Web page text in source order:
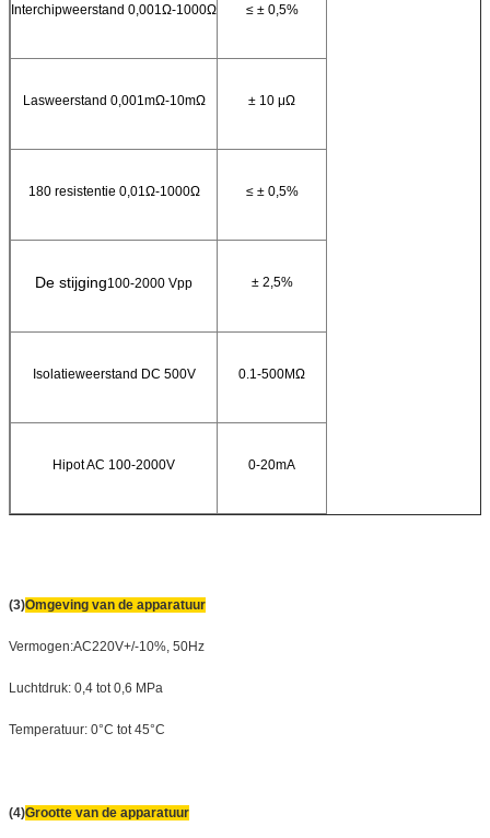
Interchipweerstand 0,001Ω-1000Ω ≤ ± 0,5%
Lasweerstand 0,001mΩ-10mΩ ± 10 μΩ
180 resistentie 0,01Ω-1000Ω ≤ ± 0,5%
De stijging100-2000 Vpp ± 2,5%
Isolatieweerstand DC 500V 0.1-500MΩ
Hipot AC 100-2000V 0-20mA
(3)Omgeving van de apparatuur
Vermogen:AC220V+/-10%, 50Hz
Luchtdruk: 0,4 tot 0,6 MPa
Temperatuur: 0°C tot 45°C
(4)Grootte van de apparatuur